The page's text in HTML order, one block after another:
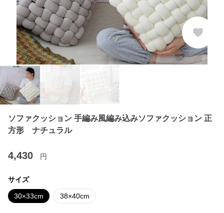
ソファクッション 手編み風編み込みソファクッション 正
方形 ナチュラル
4,430 円
サイズ
30×33cm 38×40cm